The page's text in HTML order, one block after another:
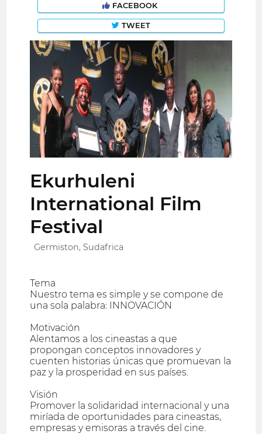
FACEBOOK
TWEET
Ekurhuleni
International Film
Festival
Germiston, Sudafrica
Tema
Nuestro tema es simple y se compone de
una sola palabra: INNOVACIÓN
Motivación
Alentamos a los cineastas a que
propongan conceptos innovadores y
cuenten historias únicas que promuevan la
paz y la prosperidad en sus países.
Visión
Promover la solidaridad internacional y una
miríada de oportunidades para cineastas,
empresas y emisoras a través del cine.